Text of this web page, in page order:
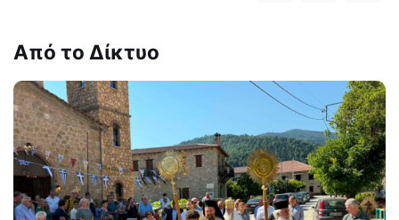
Από το Δίκτυο